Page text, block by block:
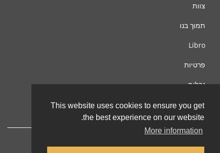
This website uses cookies to ensure you get
the best experience on our website.
More information
צוות
תמוך בנו
Libro
פרטיות
נהלים
צור קשר